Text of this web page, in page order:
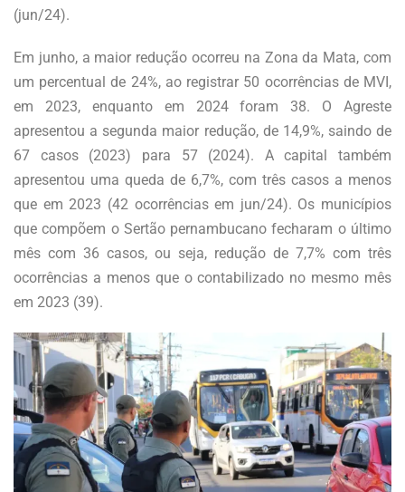
(jun/24).
Em junho, a maior redução ocorreu na Zona da Mata, com
um percentual de 24%, ao registrar 50 ocorrências de MVI,
em 2023, enquanto em 2024 foram 38. O Agreste
apresentou a segunda maior redução, de 14,9%, saindo de
67 casos (2023) para 57 (2024). A capital também
apresentou uma queda de 6,7%, com três casos a menos
que em 2023 (42 ocorrências em jun/24). Os municípios
que compõem o Sertão pernambucano fecharam o último
mês com 36 casos, ou seja, redução de 7,7% com três
ocorrências a menos que o contabilizado no mesmo mês
em 2023 (39).